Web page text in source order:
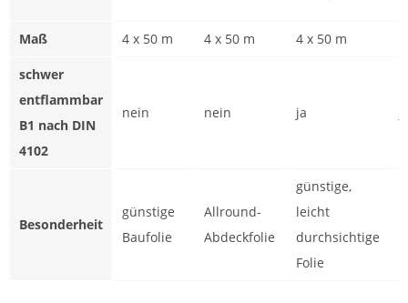
Maß 4 x 50 m 4 x 50 m 4 x 50 m
schwer
entflammbar
B1 nach DIN
4102
nein nein ja
Besonderheit
günstige
Baufolie
Allround-
Abdeckfolie
günstige,
leicht
durchsichtige
Folie